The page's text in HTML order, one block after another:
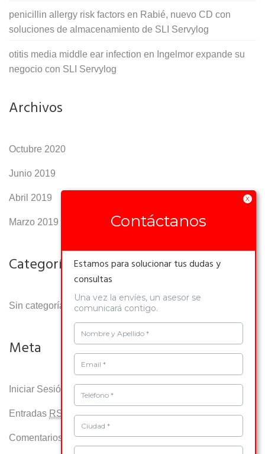
penicillin allergy risk factors en Rabié, nuevo CD con
soluciones de almacenamiento de SLI Servylog
otitis media middle ear infection en Ingelmor expande su
negocio con SLI Servylog
Archivos
Octubre 2020
Junio 2019
Abril 2019
Marzo 2019
Categorías
Sin categoría
Meta
Iniciar Sesión
Entradas RSS
Comentarios RSS
X
Contáctanos
Estamos para solucionar tus dudas y
consultas
Una vez la envíes, un asesor se
comunicará contigo.
Nombre y Apellido *
Email *
Teléfono *
Ciudad *